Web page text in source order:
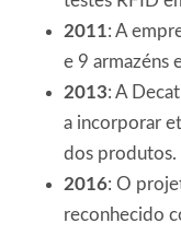
2011: A
e 9 armazéns
2013: A
a incorporar
dos produtos.
2016: O
reconhecido